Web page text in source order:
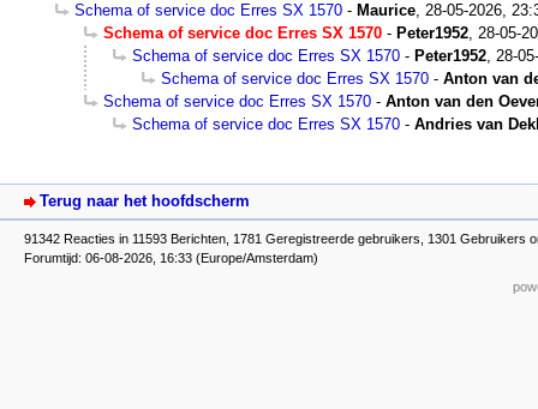
Schema of service doc Erres SX 1570 - Maurice, 28-05-2026,
Schema of service doc Erres SX 1570 - Peter1952, 28-05-
Schema of service doc Erres SX 1570 - Peter1952, 28-
Schema of service doc Erres SX 1570 - Anton van
Schema of service doc Erres SX 1570 - Anton van den
Schema of service doc Erres SX 1570 - Andries van
Terug naar het hoofdscherm
91342 Reacties in 11593 Berichten, 1781 Geregistreerde gebruikers, 1301 Gebruikers
Forumtijd: 06-08-2026, 16:33 (Europe/Amsterdam)